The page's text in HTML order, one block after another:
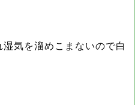
気を溜めこまないので白